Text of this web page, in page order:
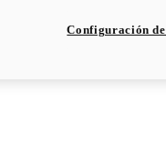
Configuración